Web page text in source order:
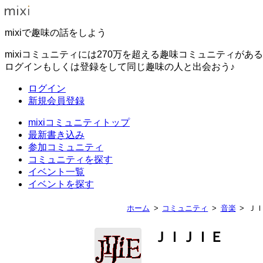
mixiで趣味の話をしよう
mixiコミュニティには270万を超える趣味コミュニティがある
ログインもしくは登録をして同じ趣味の人と出会おう♪
ログイン
新規会員登録
mixiコミュニティトップ
最新書き込み
参加コミュニティ
コミュニティを探す
イベント一覧
イベントを探す
ホーム コミュニティ 音楽 Ｊ
ＪＩＪＩＥ